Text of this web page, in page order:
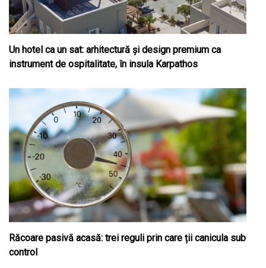
Un hotel ca un sat: arhitectură și design premium ca
instrument de ospitalitate, în insula Karpathos
Răcoare pasivă acasă: trei reguli prin care ții canicula sub
control